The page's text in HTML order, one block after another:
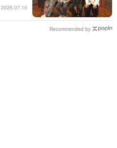
初耳学
2026.07.10
Recommended by